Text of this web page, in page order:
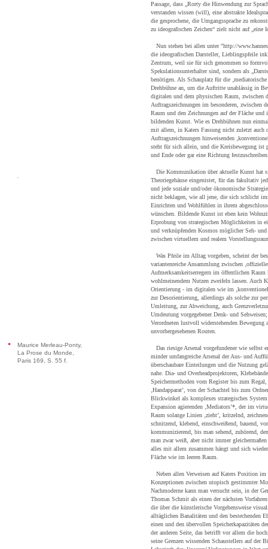
Passage, dass „Rorty die Hinwendung zur
verstanden wissen (will), eine abstrakte
die gesprochene, die Umgangssprache zu
zu ideografischen Zeichen“ zielt nicht auf „eine
Nun stehen bei allen unter "http://
die ideografischen Darsteller, Lieblingspfeile
Zentrum, weil sie für sich genommen so
Spekulationsunterhalter sind, sondern als
benötigen. Als Schauplatz für die
Drehbühne an, um die Auftritte unablässig in
digitalen und dem physischen Raum, zwischen
Auftragszeichnungen im besonderen, zwischen
Raum und den Zeichnungen auf der Fläche und
bildenden Kunst. Wie es Drehbühnen nun
mit allem, in Katers Fassung nicht zuletzt auch
Auftragszeichnungen hinweisenden
steht für sich allein, und die Kreisbewegung ist
und Ende oder gar eine Richtung
*
Maurice Merleau-Ponty,
La Prose du Monde,
Paris 169, S. 55 f.
Die Kommunikation über aktuelle Kunst hat
Theoriegehäuse eingenistet, für das fakultativ
und jede soziale und/oder ökonomische
nicht beklagen, wie all jene, die sich schlicht
Einrichten und Wohlfühlen in ihrem
wünschen. Bildende Kunst ist eben kein
Erprobung von strategischen Möglichkeiten in
und verknüpfenden Kosmos möglicher Seh-
zwischen virtuellem und realem
Was Pfeile im Alltag vorgeben, scheint der
variantenreiche Ansammlung zwischen
Aufmerksamkeitserregern im öffentlichen Raum
wohlmeinendem Nutzen zweifeln lassen. Auch
Orientierung - im digitalen wie im
zur Desorientierung, allerdings als solche zur
Umleitung, zur Abweichung, auch
Umdeutung vorgegebener Denk- und
Verordneten lustvoll widerstehenden
unvorhergesehenen Routen.
Das riesige Arsenal vorgefundener wie selbst
minder umfangreiche Arsenal der Aus- und
überschaubare Einteilungen und die Nutzung
nahe. Dia- und Overheadprojektoren,
Speichermethoden vom Register bis zum
‚Handapparat’, von der Schachtel bis zum
Blickwinkel als komplexes strategisches
Expansion agierenden ‚Mediators’*, der im
Raum solange Linien ‚zieht’, kritzelnd,
schnitzend, klebend, einschweißend, bauend,
kommunizierend, bis man sehend, zuhörend,
man zwar weiß, aber nicht immer
alles mit allem zusammen hängt und sich
Fläche wie im leeren Raum
Neben allen Verweisen auf Katers Position im
Konzeptionen zwischen utopisch gestimmter
Nachmoderne kann man versucht sein, in der
Thomas Schmit als einen der nächsten
die über die künstlerische Vorgehensweise
alltäglichen Banalitäten und den bestechenden
einen und den übervollen Speicherkapazitäten
der anderen Seite, das betrifft vor allem die
seine Grenzen wissenden Schaustellers auf der